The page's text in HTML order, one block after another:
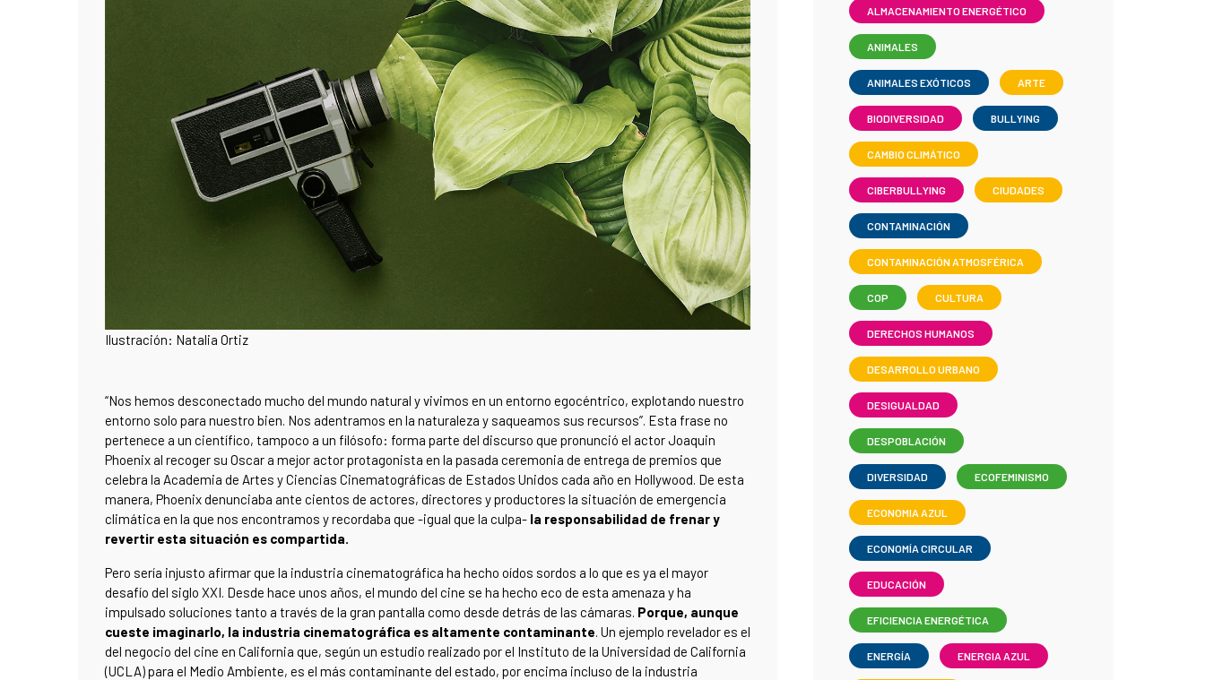
Ilustración: Natalia Ortiz
“Nos hemos desconectado mucho del mundo natural y vivimos en un entorno egocéntrico, explotando nuestro
entorno solo para nuestro bien. Nos adentramos en la naturaleza y saqueamos sus recursos”. Esta frase no
pertenece a un científico, tampoco a un filósofo: forma parte del discurso que pronunció el actor Joaquin
Phoenix al recoger su Oscar a mejor actor protagonista en la pasada ceremonia de entrega de premios que
celebra la Academia de Artes y Ciencias Cinematográficas de Estados Unidos cada año en Hollywood. De esta
manera, Phoenix denunciaba ante cientos de actores, directores y productores la situación de emergencia
climática en la que nos encontramos y recordaba que -igual que la culpa- la responsabilidad de frenar y
revertir esta situación es compartida.
Pero sería injusto afirmar que la industria cinematográfica ha hecho oídos sordos a lo que es ya el mayor
desafío del siglo XXI. Desde hace unos años, el mundo del cine se ha hecho eco de esta amenaza y ha
impulsado soluciones tanto a través de la gran pantalla como desde detrás de las cámaras. Porque, aunque
cueste imaginarlo, la industria cinematográfica es altamente contaminante. Un ejemplo revelador es el
del negocio del cine en California que, según un estudio realizado por el Instituto de la Universidad de California
(UCLA) para el Medio Ambiente, es el más contaminante del estado, por encima incluso de la industria
ALMACENAMIENTO ENERGÉTICO
ANIMALES
ANIMALES EXÓTICOS ARTE
BIODIVERSIDAD BULLYING
CAMBIO CLIMÁTICO
CIBERBULLYING CIUDADES
CONTAMINACIÓN
CONTAMINACIÓN ATMOSFÉRICA
COP CULTURA
DERECHOS HUMANOS
DESARROLLO URBANO
DESIGUALDAD
DESPOBLACIÓN
DIVERSIDAD ECOFEMINISMO
ECONOMIA AZUL
ECONOMÍA CIRCULAR
EDUCACIÓN
EFICIENCIA ENERGÉTICA
ENERGÍA ENERGIA AZUL